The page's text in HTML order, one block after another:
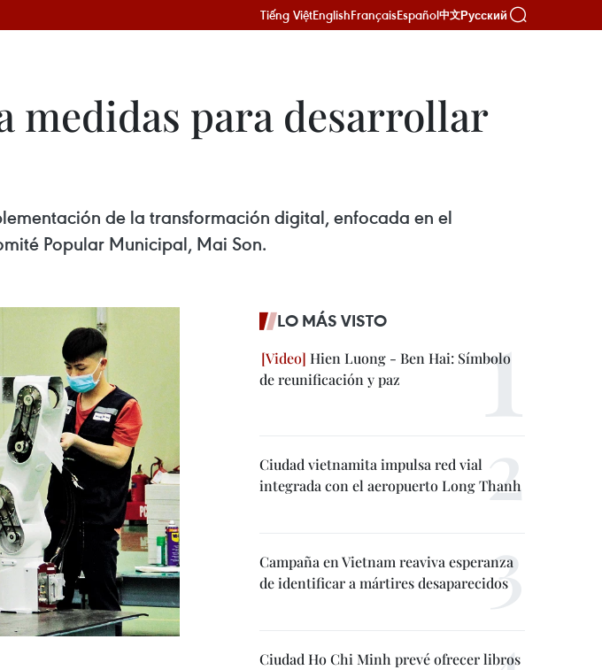
Tiếng ViệtEnglishFrançaisEspañol中文Русский
medidas para desarrollar
de la transformación digital, enfocada en el
Popular Municipal, Mai Son.
LO MÁS VISTO
Hien Luong - Ben Hai: Símbolo
de reunificación y paz
Ciudad vietnamita impulsa red vial
integrada con el aeropuerto Long Thanh
Campaña en Vietnam reaviva esperanza
de identificar a mártires desaparecidos
Ciudad Ho Chi Minh prevé ofrecer libros